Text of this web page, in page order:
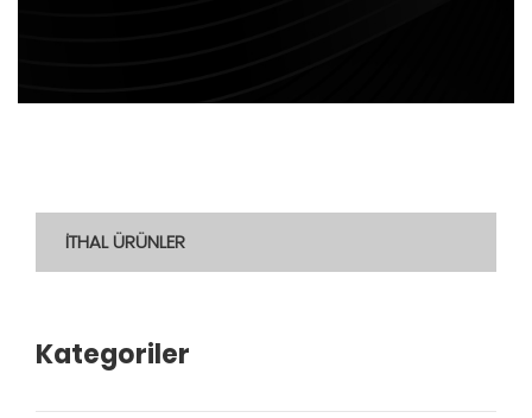
İTHAL ÜRÜNLER
Kategoriler